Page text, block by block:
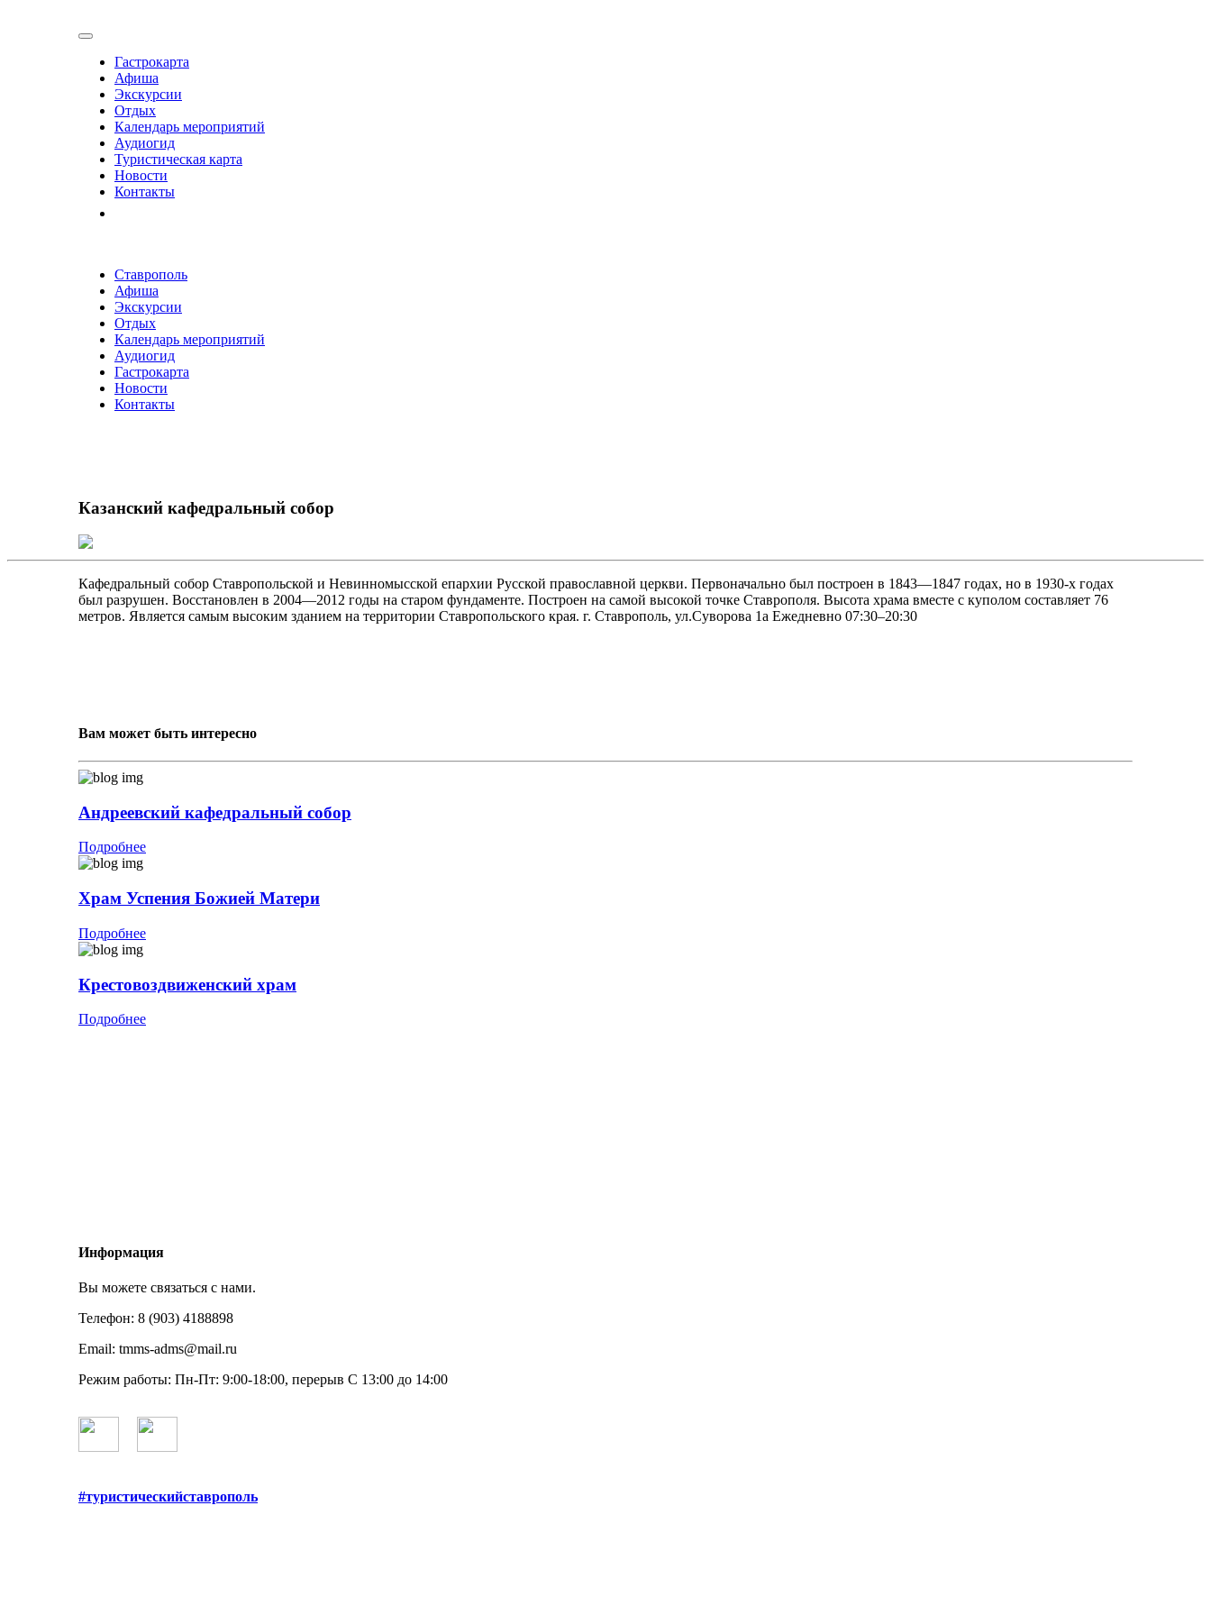
Гастрокарта
Афиша
Экскурсии
Отдых
Календарь мероприятий
Аудиогид
Туристическая карта
Новости
Контакты
Ставрополь
Афиша
Экскурсии
Отдых
Календарь мероприятий
Аудиогид
Гастрокарта
Новости
Контакты
Казанский кафедральный собор
Кафедральный собор Ставропольской и Невинномысской епархии Русской православной церкви. Первоначально был построен в 1843—1847 годах, но в 1930-х годах
был разрушен. Восстановлен в 2004—2012 годы на старом фундаменте. Построен на самой высокой точке Ставрополя. Высота храма вместе с куполом составляет 76
метров. Является самым высоким зданием на территории Ставропольского края. г. Ставрополь, ул.Суворова 1а Ежедневно 07:30–20:30
Вам может быть интересно
Андреевский кафедральный собор
Подробнее
Храм Успения Божией Матери
Подробнее
Крестовоздвиженский храм
Подробнее
Информация
Вы можете связаться с нами.
Телефон: 8 (903) 4188898
Email: tmms-adms@mail.ru
Режим работы: Пн-Пт: 9:00-18:00, перерыв С 13:00 до 14:00
#туристическийставрополь